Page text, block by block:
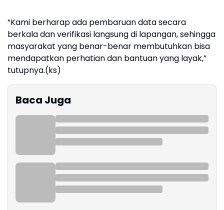
“Kami berharap ada pembaruan data secara
berkala dan verifikasi langsung di lapangan, sehingga
masyarakat yang benar-benar membutuhkan bisa
mendapatkan perhatian dan bantuan yang layak,”
tutupnya.(ks)
Baca Juga